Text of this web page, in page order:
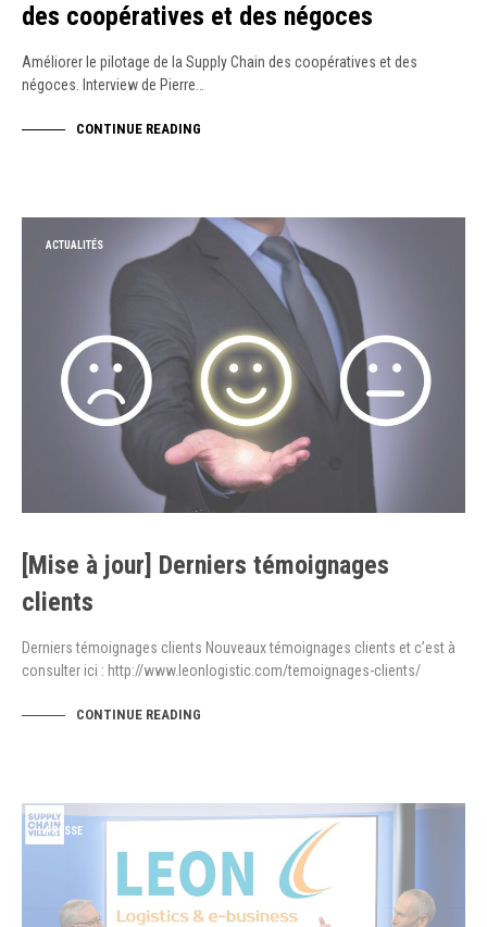
des coopératives et des négoces
Améliorer le pilotage de la Supply Chain des coopératives et des
négoces. Interview de Pierre…
CONTINUE READING
ACTUALITÉS
[Mise à jour] Derniers témoignages
clients
Derniers témoignages clients Nouveaux témoignages clients et c’est à
consulter ici : http://www.leonlogistic.com/temoignages-clients/
CONTINUE READING
PRESSE